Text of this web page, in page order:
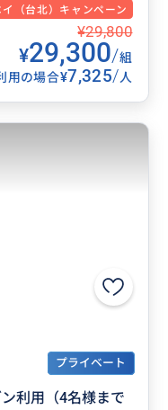
イ（台北）キャンペーン
¥29,800
¥29,300/組
用の場合¥7,325/人
プライベート
利用（4名様まで